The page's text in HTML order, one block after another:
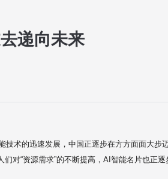
递向未来
技术的迅速发展，中国正逐步在方方面面大
对“资源需求”的不断提高，AI智能名片也正逐